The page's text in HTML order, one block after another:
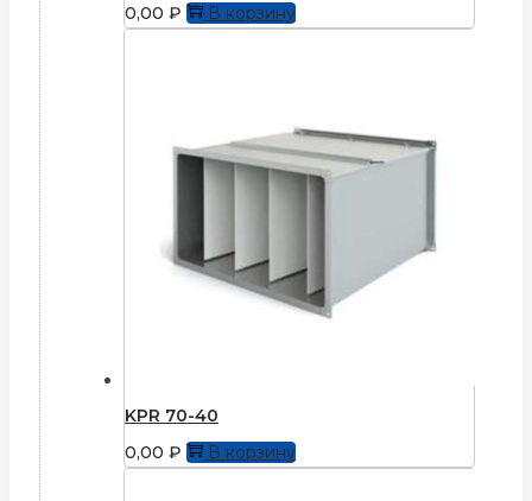
0,00 ₽ В корзину
KPR 70-40
0,00 ₽ В корзину